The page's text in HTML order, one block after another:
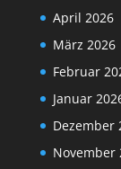
April 2026
März 2026
Februar
Januar
Dezember
November